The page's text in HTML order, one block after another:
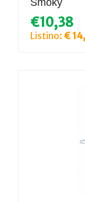
€10,38
Listino: €